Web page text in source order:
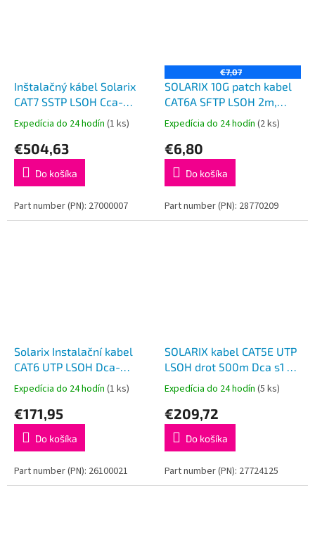
Inštalačný kábel Solarix
CAT7 SSTP LSOH Cca-
s1,d1,a1 500m/cievka
SXKD-7-SSTP-LSOH
Expedícia do 24 hodín (1 ks)
€504,63
Do košíka
Part number (PN): 27000007
€7,07
SOLARIX 10G patch kabel
CAT6A SFTP LSOH 2m,
šedý non-snag proof
Expedícia do 24 hodín (2 ks)
€6,80
Do košíka
Part number (PN): 28770209
Solarix Instalační kabel
CAT6 UTP LSOH Dca-
s2,d2,a1 450 MHz
305m/box
Expedícia do 24 hodín (1 ks)
€171,95
Do košíka
Part number (PN): 26100021
SOLARIX kabel CAT5E UTP
LSOH drot 500m Dca s1 d2
Expedícia do 24 hodín (5 ks)
€209,72
Do košíka
Part number (PN): 27724125